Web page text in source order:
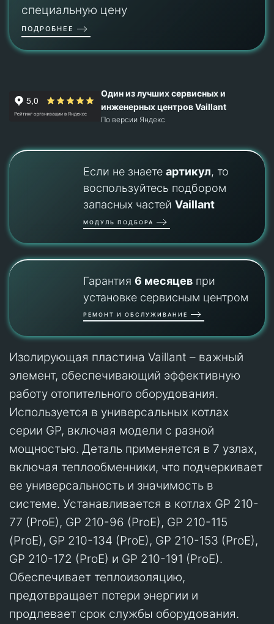
специальную цену
ПОДРОБНЕЕ
Один из лучших сервисных и
инженерных центров Vaillant
По версии Яндекс
Если не знаете артикул, то
воспользуйтесь подбором
запасных частей Vaillant
МОДУЛЬ ПОДБОРА
Гарантия 6 месяцевпри
установке сервисным центром
РЕМОНТ И ОБСЛУЖИВАНИЕ
Изолирующая пластина Vaillant – важный
элемент, обеспечивающий эффективную
работу отопительного оборудования.
Используется в универсальных котлах
серии GP, включая модели с разной
мощностью. Деталь применяется в 7 узлах,
включая теплообменники, что подчеркивает
ее универсальность и значимость в
системе. Устанавливается в котлах GP 210-
77 (ProE), GP 210-96 (ProE), GP 210-115
(ProE), GP 210-134 (ProE), GP 210-153 (ProE),
GP 210-172 (ProE) и GP 210-191 (ProE).
Обеспечивает теплоизоляцию,
предотвращает потери энергии и
продлевает срок службы оборудования.